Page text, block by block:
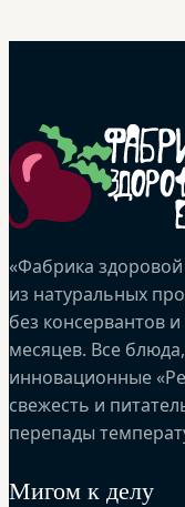
«Фабрика
из натуральных
без консервантов
месяцев. Все
инновационные
свежесть и
перепады
Мигом к делу